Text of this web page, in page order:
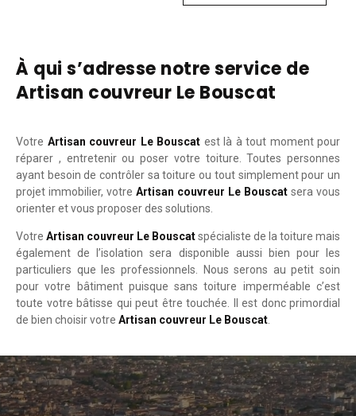
À qui s’adresse notre service de
Artisan couvreur Le Bouscat
Votre Artisan couvreur Le Bouscat est là à tout moment pour
réparer , entretenir ou poser votre toiture. Toutes personnes
ayant besoin de contrôler sa toiture ou tout simplement pour un
projet immobilier, votre Artisan couvreur Le Bouscat sera vous
orienter et vous proposer des solutions.
Votre Artisan couvreur Le Bouscatspécialiste de la toiture mais
également de l’isolation sera disponible aussi bien pour les
particuliers que les professionnels. Nous serons au petit soin
pour votre bâtiment puisque sans toiture imperméable c’est
toute votre bâtisse qui peut être touchée. Il est donc primordial
de bien choisir votre Artisan couvreur Le Bouscat